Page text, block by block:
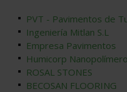
PVT - Pavimentos de
Ingeniería Mitlan S.L
Empresa Pavimentos
Humicorp
ROSAL STONES
BECOSAN FLOORING